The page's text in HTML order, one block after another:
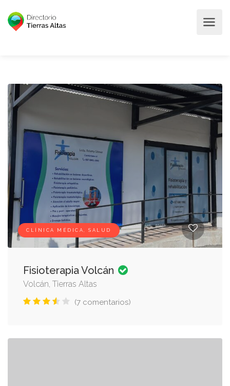
CLÍNICA MÉDICA, SALUD
Fisioterapia Volcán
Volcán, Tierras Altas
(7 comentarios)